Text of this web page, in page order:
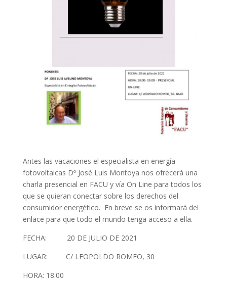
Antes las vacaciones el especialista en energía
fotovoltaicas Dº José Luis Montoya nos ofrecerá una
charla presencial en FACU y vía On Line para todos los
que se quieran conectar sobre los derechos del
consumidor energético. En breve se os informará del
enlace para que todo el mundo tenga acceso a ella.
FECHA: 20 DE JULIO DE 2021
LUGAR: C/ LEOPOLDO ROMEO, 30
HORA: 18:00